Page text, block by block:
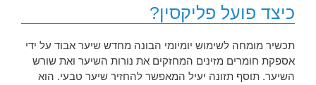
כיצד פועל פליקסין?
תכשיר מומחה לשימוש יומיומי הבונה מחדש שיער אבוד על ידי
אספקת חומרים מזינים המחזקים את נורות השיער ואת שורש
השיער. תוסף תזונה יעיל המאפשר להחזיר שיער טבעי. הוא